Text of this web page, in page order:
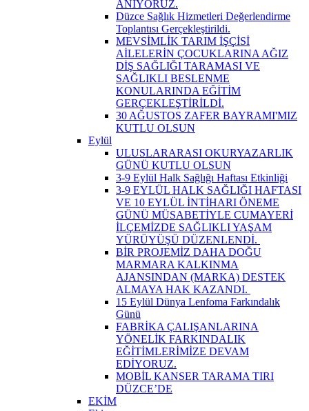
ANIYORUZ.
Düzce Sağlık Hizmetleri Değerlendirme
Toplantısı Gerçekleştirildi.
MEVSİMLİK TARIM İŞÇİSİ
AİLELERİN ÇOCUKLARINA AĞIZ
DİŞ SAĞLIĞI TARAMASI VE
SAĞLIKLI BESLENME
KONULARINDA EĞİTİM
GERÇEKLEŞTİRİLDİ.
30 AĞUSTOS ZAFER BAYRAMI'MIZ
KUTLU OLSUN
Eylül
ULUSLARARASI OKURYAZARLIK
GÜNÜ KUTLU OLSUN
3-9 Eylül Halk Sağlığı Haftası Etkinliği
3-9 EYLÜL HALK SAĞLIĞI HAFTASI
VE 10 EYLÜL İNTİHARI ÖNEME
GÜNÜ MÜSABETİYLE CUMAYERİ
İLÇEMİZDE SAĞLIKLI YAŞAM
YÜRÜYÜŞÜ DÜZENLENDİ. ​
BİR PROJEMİZ DAHA DOĞU
MARMARA KALKINMA
AJANSINDAN (MARKA) DESTEK
ALMAYA HAK KAZANDI. ​
15 Eylül Dünya Lenfoma Farkındalık
Günü
FABRİKA ÇALIŞANLARINA
YÖNELİK FARKINDALIK
EĞİTİMLERİMİZE DEVAM
EDİYORUZ.
MOBİL KANSER TARAMA TIRI
DÜZCE’DE
EKİM